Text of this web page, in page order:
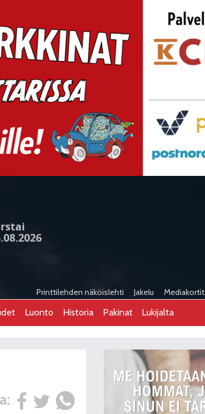
Printtilehden näköislehti Jakelu Mediakortit
Luonto Historia Pakinat Lukijalta